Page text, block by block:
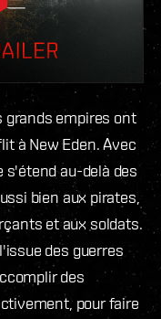
empires ont
à New Eden. Avec
s'étend au-delà des
bien aux pirates,
et aux soldats.
des guerres
des
pour faire